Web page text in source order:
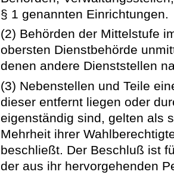
§ 1 genannten Einrichtungen.
(2) Behörden der Mittelstufe
obersten Dienstbehörde
denen andere Dienststellen
(3) Nebenstellen und Teile
dieser entfernt liegen oder
eigenständig sind, gelten als
Mehrheit ihrer
beschließt. Der Beschluß ist
der aus ihr hervorgehenden